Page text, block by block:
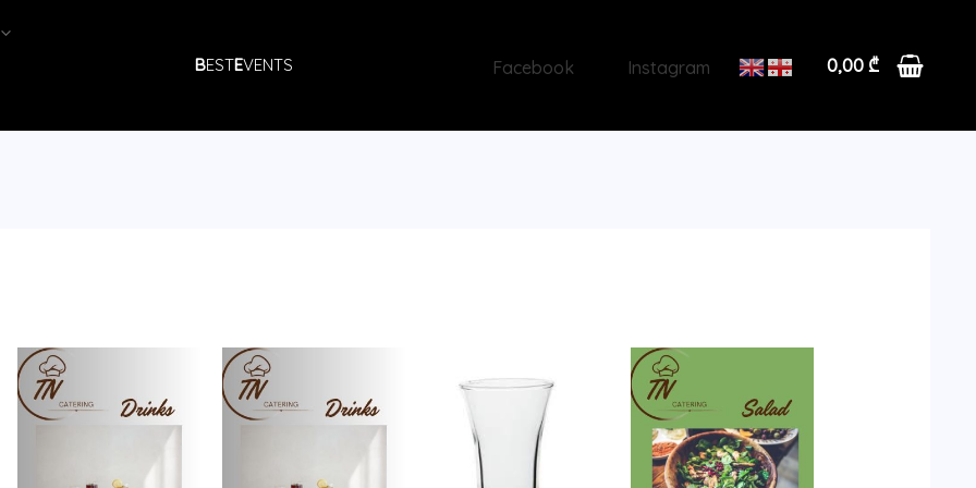
BESTEVENTS Facebook Instagram 0,00 ₾
არყის
ჭიქა